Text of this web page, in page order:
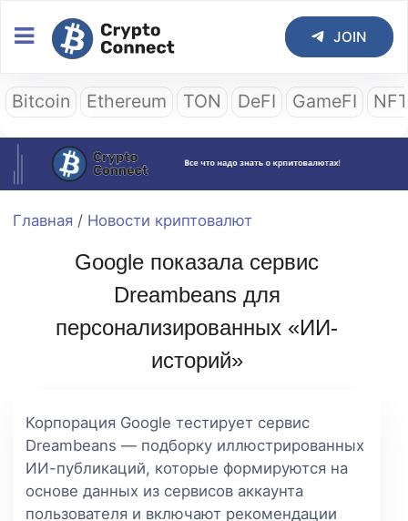
JOIN
Bitcoin Ethereum TON DeFI GameFI
Главная / Новости криптовалют
Google показала сервис
Dreambeans для
персонализированных «ИИ-
историй»
Корпорация Google тестирует сервис
Dreambeans — подборку иллюстрированных
ИИ-публикаций, которые формируются на
основе данных из сервисов аккаунта
пользователя и включают рекомендации